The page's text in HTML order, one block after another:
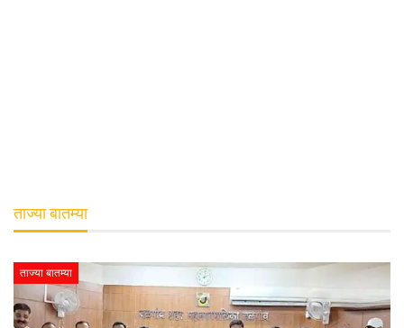
ताज्या बातम्या
ताज्या बातम्या